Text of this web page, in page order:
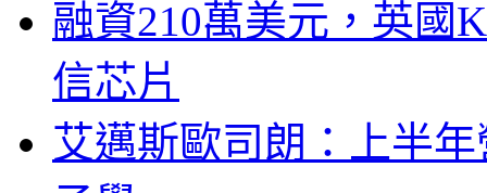
融資210萬美元，英國
信芯片
艾邁斯歐司朗：上半